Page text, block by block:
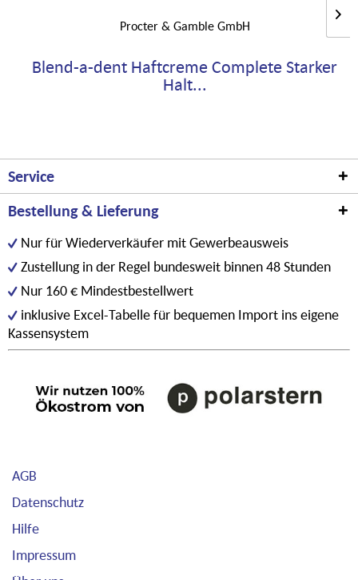
Procter & Gamble GmbH
Blend-a-dent Haftcreme Complete Starker
Halt...
Service
Bestellung & Lieferung
Nur für Wiederverkäufer mit Gewerbeausweis
Zustellung in der Regel bundesweit binnen 48 Stunden
Nur 160 € Mindestbestellwert
inklusive Excel-Tabelle für bequemen Import ins eigene
Kassensystem
AGB
Datenschutz
Hilfe
Impressum